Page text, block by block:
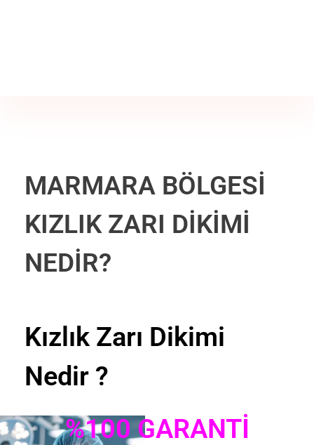
MARMARA BÖLGESİ
KIZLIK ZARI DİKİMİ
NEDİR?
Kızlık Zarı Dikimi
Nedir ?
%100 GARANTİ